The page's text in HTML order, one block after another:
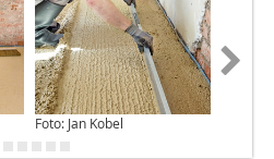
Foto: Jan Kobel